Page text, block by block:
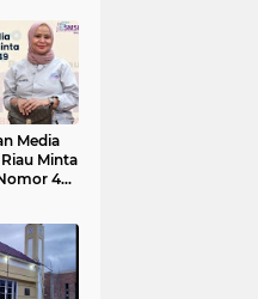
Media
Minta
49